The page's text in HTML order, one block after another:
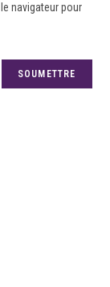
navigateur pour